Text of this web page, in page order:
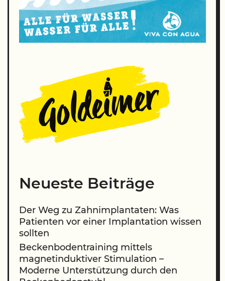
Neueste Beiträge
Der Weg zu Zahnimplantaten: Was
Patienten vor einer Implantation wissen
sollten
Beckenbodentraining mittels
magnetinduktiver Stimulation –
Moderne Unterstützung durch den